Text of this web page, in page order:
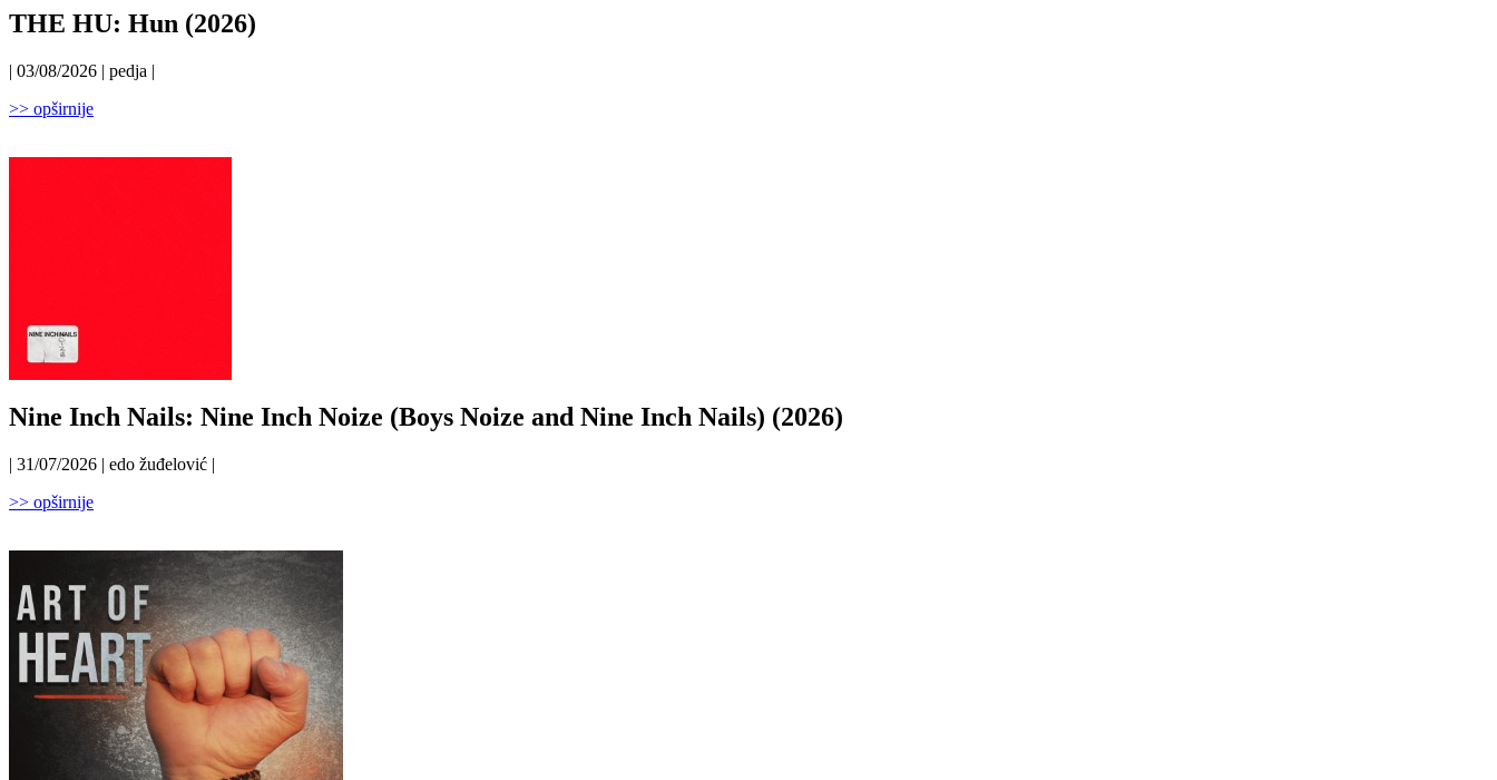
THE HU: Hun (2026)
| 03/08/2026 | pedja |
>> opširnije
Nine Inch Nails: Nine Inch Noize (Boys Noize and Nine Inch Nails) (2026)
| 31/07/2026 | edo žuđelović |
>> opširnije